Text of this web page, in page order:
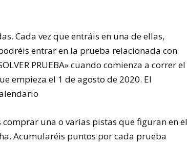
Cada vez que entráis en una de ellas,
entrar en la prueba relacionada con
PRUEBA» cuando comienza a correr el
empieza el 1 de agosto de 2020. El
una o varias pistas que figuran en
Acumularéis puntos por cada prueba